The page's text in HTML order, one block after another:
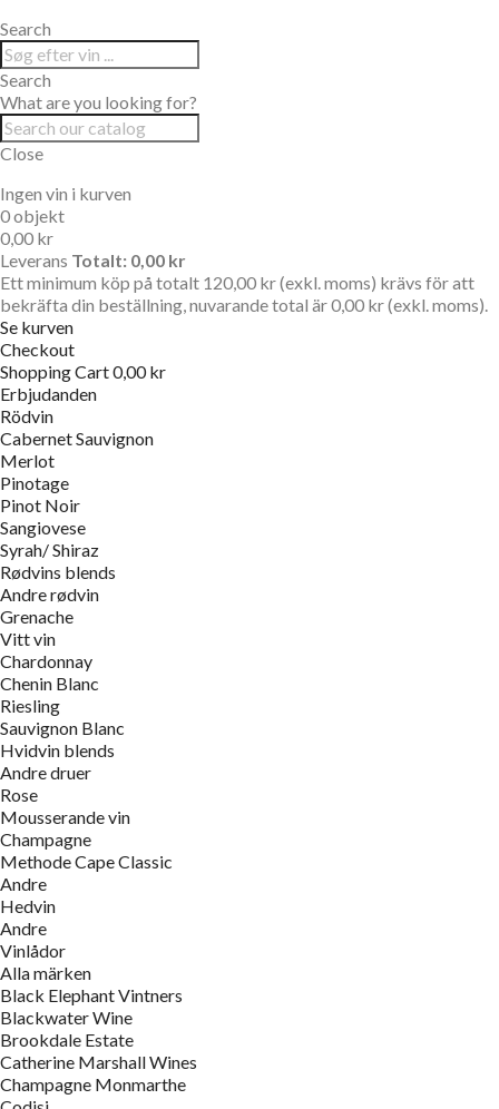
Search
Search
What are you looking for?
Close
Ingen vin i kurven
0 objekt
0,00 kr
Leverans Totalt: 0,00 kr
Ett minimum köp på totalt 120,00 kr (exkl. moms) krävs för att
bekräfta din beställning, nuvarande total är 0,00 kr (exkl. moms).
Se kurven
Checkout
Shopping Cart0,00 kr
Erbjudanden
Rödvin
Cabernet Sauvignon
Merlot
Pinotage
Pinot Noir
Sangiovese
Syrah/ Shiraz
Rødvins blends
Andre rødvin
Grenache
Vitt vin
Chardonnay
Chenin Blanc
Riesling
Sauvignon Blanc
Hvidvin blends
Andre druer
Rose
Mousserande vin
Champagne
Methode Cape Classic
Andre
Hedvin
Andre
Vinlådor
Alla märken
Black Elephant Vintners
Blackwater Wine
Brookdale Estate
Catherine Marshall Wines
Champagne Monmarthe